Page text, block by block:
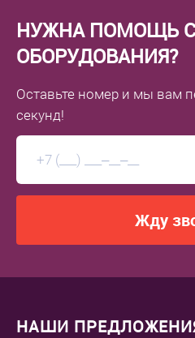
НУЖНА ПОМОЩЬ
ОБОРУДОВАНИЯ?
Оставьте номер и мы вам
секунд!
Жду
НАШИ